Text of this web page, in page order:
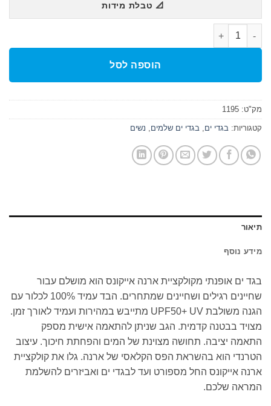
📐 טבלת מידות
כמות של בגד ים נשים arena Icons Team Stripe
הוספה לסל
מק"ט: 1195
קטגוריות: בגדי ים, בגדי ים שלמים, נשים
תיאור
מידע נוסף
בגד ים אופנתי מקולקציית ארנה אייקונס הוא מושלם עבור
שחיינים רגילים ושחיינים שמתחרים. הבד עמיד 100% לכלור עם
הגנה משולבת UPF50+ UV מתייבש במהירות ועמיד לאורך זמן.
מצויד בבטנה קדמית. הגב שניתן להתאמה אישית מספק
התאמה יציבה. תחושה מצוינת של המים והפחתת חיכוך. עיצוב
הטרנדי הוא בהשראת הפס הקלאסי של ארנה. גלו את קולקציית
ארנה אייקונס החל מספורט ועד לבגדי ים ואביזרים להשלמת
המראה שלכם.